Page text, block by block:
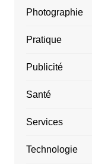
Photographie
Pratique
Publicité
Santé
Services
Technologie